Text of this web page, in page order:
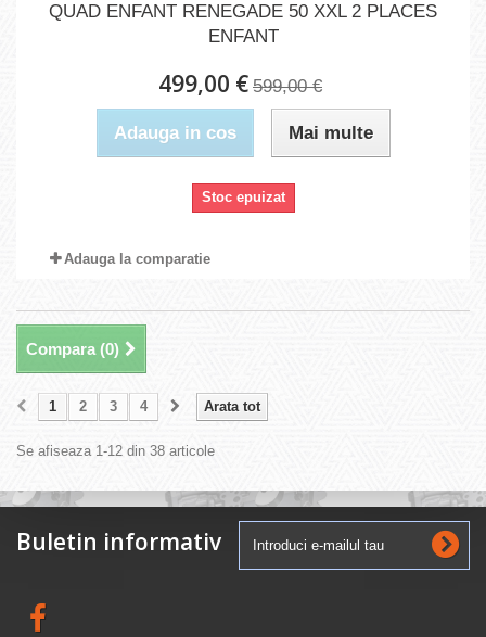
QUAD ENFANT RENEGADE 50 XXL 2 PLACES
ENFANT
499,00 € 599,00 €
Adauga in cos Mai multe
Stoc epuizat
Adauga la comparatie
Compara (0)
Arata tot
1 2 3 4
Se afiseaza 1-12 din 38 articole
Buletin informativ